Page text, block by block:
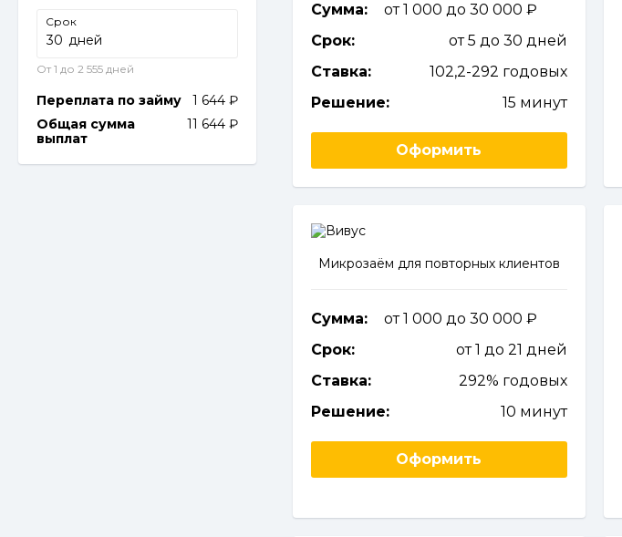
Срок
дней
От 1 до 2 555 дней
Переплата по займу
1 644
Общая сумма
выплат
11 644
Сумма:
от 1 000 до 30 000
Срок:
от 5 до 30 дней
Ставка:
102,2-292 годовых
Решение:
15 минут
Оформить
Микрозаём для повторных клиентов
Сумма:
от 1 000 до 30 000
Срок:
от 1 до 21 дней
Ставка:
292% годовых
Решение:
10 минут
Оформить